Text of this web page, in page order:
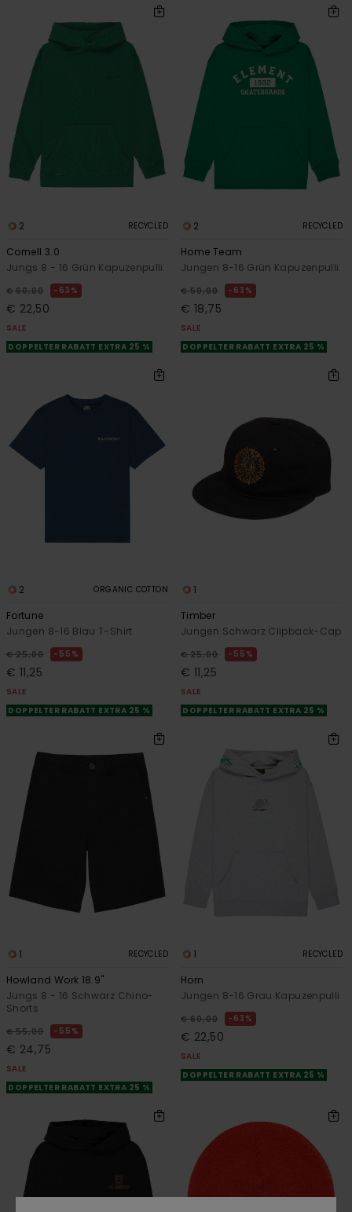
2 RECYCLED
Cornell 3.0
Jungs 8 - 16 Grün Kapuzenpulli
€ 60,00 63%
€ 22,50
SALE
DOPPELTER RABATT EXTRA 25 %
2 RECYCLED
Home Team
Jungen 8-16 Grün Kapuzenpulli
€ 50,00 63%
€ 18,75
SALE
DOPPELTER RABATT EXTRA 25 %
2 ORGANIC COTTON
Fortune
Jungen 8-16 Blau T-Shirt
€ 25,00 55%
€ 11,25
SALE
DOPPELTER RABATT EXTRA 25 %
1
Timber
Jungen Schwarz Clipback-Cap
€ 25,00 55%
€ 11,25
SALE
DOPPELTER RABATT EXTRA 25 %
1 RECYCLED
Howland Work 18.9"
Jungs 8 - 16 Schwarz Chino-
Shorts
€ 55,00 55%
€ 24,75
SALE
DOPPELTER RABATT EXTRA 25 %
1 RECYCLED
Horn
Jungen 8-16 Grau Kapuzenpulli
€ 60,00 63%
€ 22,50
SALE
DOPPELTER RABATT EXTRA 25 %